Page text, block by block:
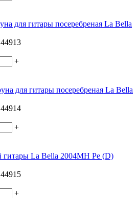
для гитары посеребреная La Bella
+
для гитары посеребреная La Bella
+
гитары La Bella 2004MH Ре (D)
+